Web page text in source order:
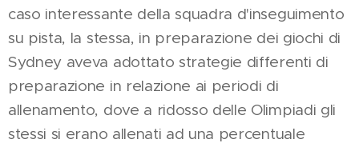
caso interessante della squadra d'inseguimento
su pista, la stessa, in preparazione dei giochi di
Sydney aveva adottato strategie differenti di
preparazione in relazione ai periodi di
allenamento, dove a ridosso delle Olimpiadi gli
stessi si erano allenati ad una percentuale